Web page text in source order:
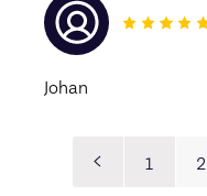
Johan
1 2